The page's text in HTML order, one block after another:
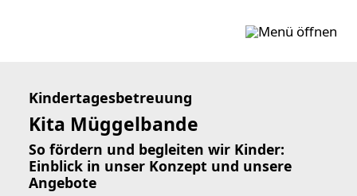
Kindertagesbetreuung
Kita Müggelbande
So fördern und begleiten wir Kinder:
Einblick in unser Konzept und unsere
Angebote